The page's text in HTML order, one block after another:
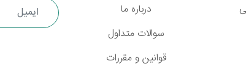
درباره ما
سوالات متداول
قوانین و مقررات